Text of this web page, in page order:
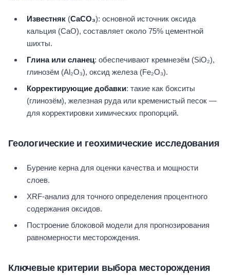
Известняк (CaCO₃): основной источник оксида
кальция (CaO), составляет около 75% цементной
шихты.
Глина или сланец: обеспечивают кремнезём (SiO₂),
глинозём (Al₂O₃), оксид железа (Fe₂O₃).
Корректирующие добавки: такие как бокситы
(глинозём), железная руда или кременистый песок —
для корректировки химических пропорций.
Геологические и геохимические исследования
Бурение керна для оценки качества и мощности
слоев.
XRF-анализ для точного определения процентного
содержания оксидов.
Построение блоковой модели для прогнозирования
равномерности месторождения.
Ключевые критерии выбора месторождения